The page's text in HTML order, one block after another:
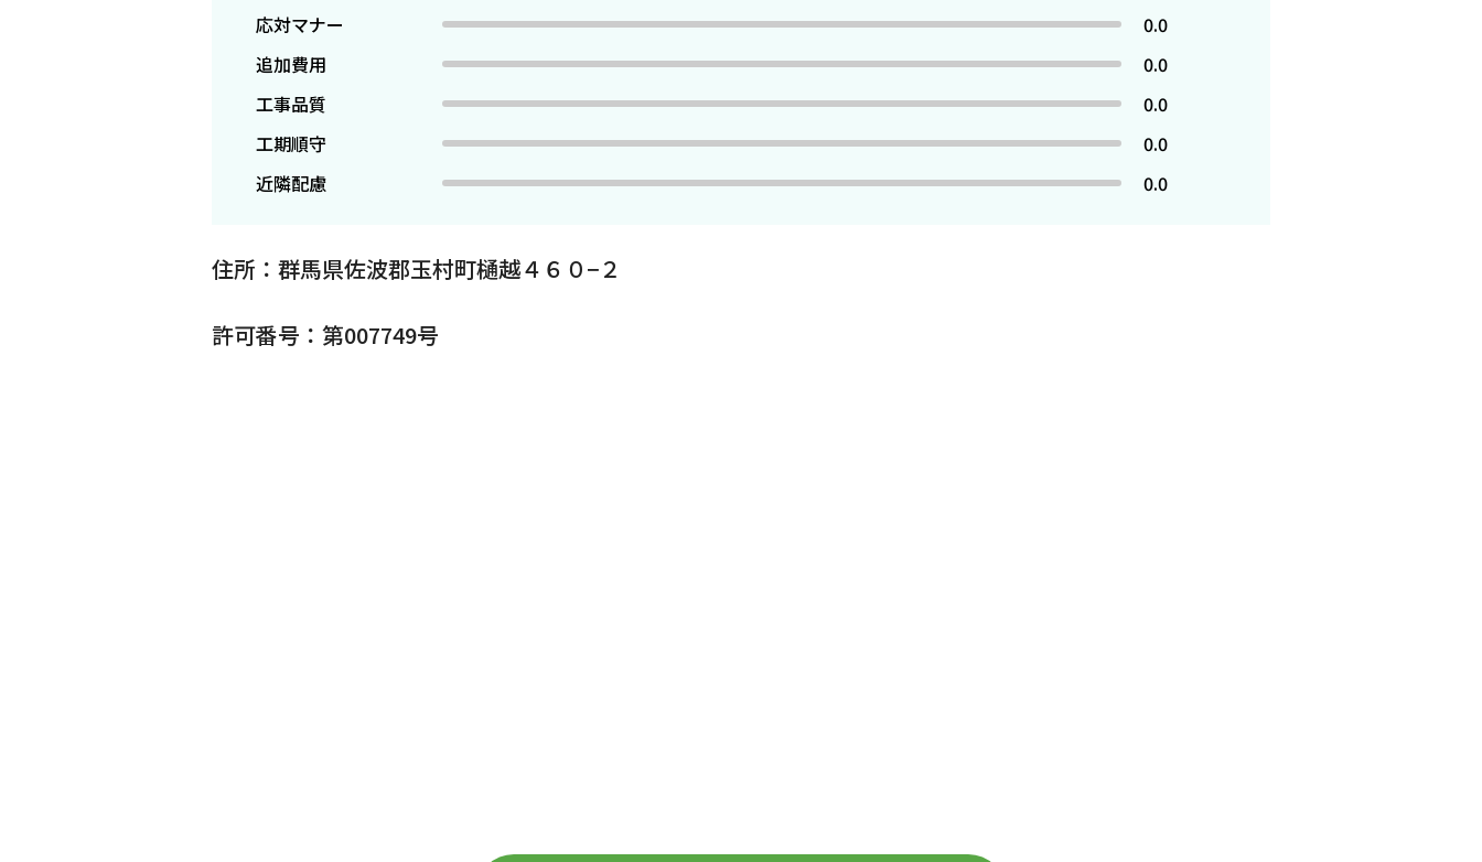
応対マナー
0.0
追加費用
0.0
工事品質
0.0
工期順守
0.0
近隣配慮
0.0
住所：群馬県佐波郡玉村町樋越４６０−２
許可番号：第007749号